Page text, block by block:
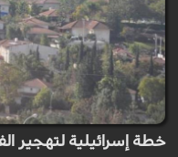
خطة إسرائيلية لتهجير